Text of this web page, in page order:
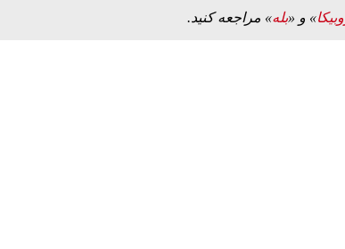
» و «بله» مراجعه کنید.